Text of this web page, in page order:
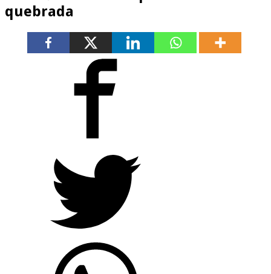
quebrada